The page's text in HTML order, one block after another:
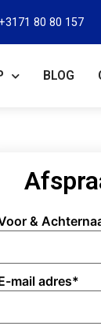
+3171 80 80 157
BLOG
&
mail adres*